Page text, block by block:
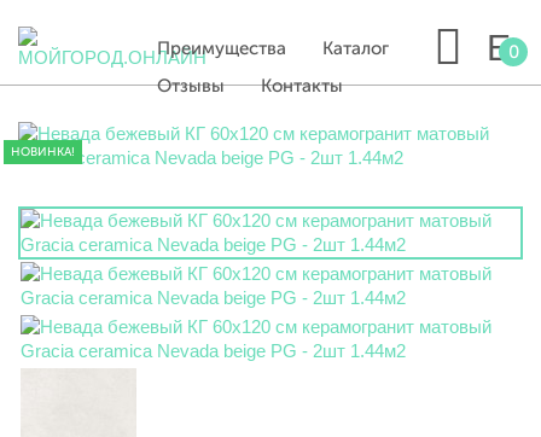
Преимущества
Каталог
Отзывы
Контакты
0
НОВИНКА!